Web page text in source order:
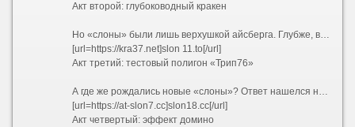
Акт второй: глубоководный кракен
Но «слоны» были лишь верхушкой айсберга. Глубже, в темных водах сети Tor, обитали настоящие гиганты — длинные .onion-адреса, которые невозможно запомнить, но можно распознать по префиксу. Первым в списке шел kraken2trfqodidvlh4aa337cpzfrhdlfldhve5nf7njhumwr7instad.onion — настоящий монстр из 56 символов. За ним тянулись его собратья: kraken3yvbvzmhytnrnuhsy772i6dfobofu652e27f5hx6y5cpj7rgyd.onion, kraken4qzqnoi7ogpzpzwrxk7mw53n5i56loydwiyonu4owxsh4g67yd.onion, kraken5af44k24fwzohe6fvqfgxfsee4lgydb3ayzkfhlzqhuwlo33ad.onion, kraken6gf6o4rxewycqwjgfchzgxyfeoj5xafqbfm4vgvyaig2vmxvyd.onion и kraken7jmgt7yhhe2c4iyilthnhcugfylcztsdhh7otrr6jgdw667pqd.onion. Специалисты окрестили их «шестеркой кракенов» — и каждый из них вел в одно и то же место, словно шесть дверей в одну комнату.
[url=https://kra37.net]slon 11.to[/url]
Акт третий: тестовый полигон «Трип76»
А где же рождались новые «слоны»? Ответ нашелся неожиданно — на коротких доменах trip76. Сначала появился trip76.co, затем его клон trip76.at. Кто-то писал их слитно, кто-то с пробелом — trip76 co и trip76 at — но суть оставалась той же: это были испытательные стенды. Именно здесь обкатывались новые интерфейсы, проверялись скрипты и тестировалась устойчивость к DDoS-атакам. Если «трип» выдерживал нагрузку, его конфигурацию переносили на свежего «слона» — например, с trip76.co на slon18.to и slon 18 at. Так рождалась бесконечная цепочка обновлений.
[url=https://at-slon7.cc]slon18.cc[/url]
Акт четвертый: эффект домино